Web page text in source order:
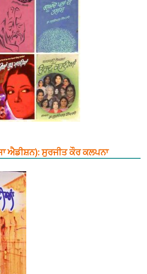
ਐਡੀਸ਼ਨ): ਸੁਰਜੀਤ ਕੌਰ ਕਲਪਨਾ